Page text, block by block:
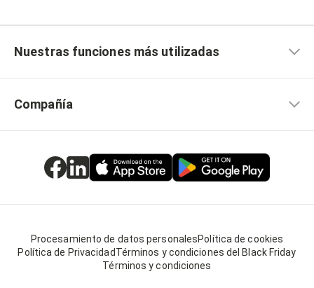
Nuestras funciones más utilizadas
Compañía
Procesamiento de datos personalesPolítica de cookies
Política de PrivacidadTérminos y condiciones del Black Friday
Términos y condiciones